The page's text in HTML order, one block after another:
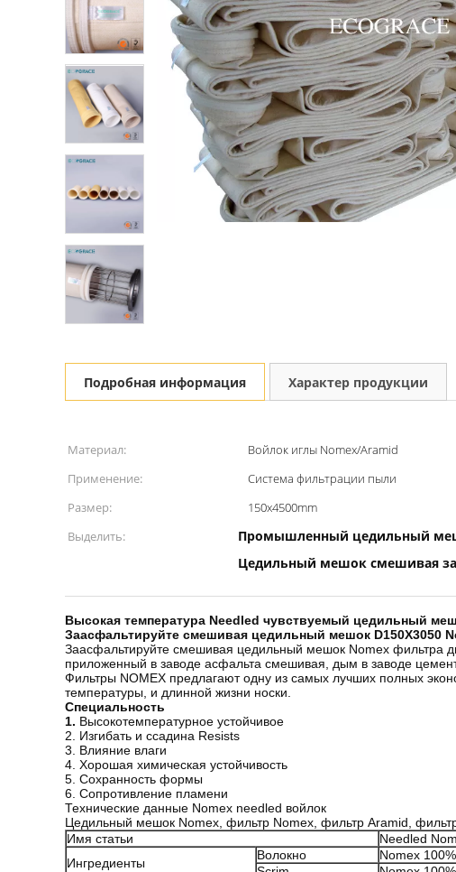
Подробная информация Характер продукции
Материал: Войлок иглы Nomex/Aramid
Применение:
Система фильтрации пыли
Размер:
150x4500mm
Выделить:
Промышленный цедильный
Цедильный мешок смешивая
Высокая температура Needled чувствуемый цедильный
Заасфальтируйте смешивая цедильный мешок D150X3050
Заасфальтируйте смешивая цедильный мешок Nomex фильтра
приложенный в заводе асфальта смешивая, дым в заводе
Фильтры NOMEX предлагают одну из самых лучших полных
температуры, и длинной жизни носки.
Специальность
1. Высокотемпературное устойчивое
2. Изгибать и ссадина Resists
3. Влияние влаги
4. Хорошая химическая устойчивость
5. Сохранность формы
6. Сопротивление пламени
Технические данные Nomex needled войлок
Цедильный мешок Nomex, фильтр Nomex, фильтр Aramid,
Имя статьи
Needled
Ингредиенты
Волокно
Nomex 100%